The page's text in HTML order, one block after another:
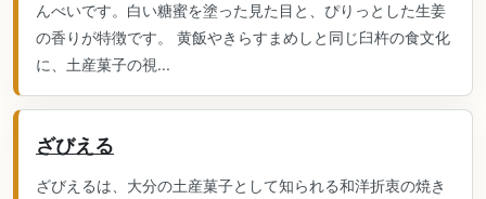
んべいです。白い糖蜜を塗った見た目と、ぴりっとした生姜
の香りが特徴です。 黄飯やきらすまめしと同じ臼杵の食文化
に、土産菓子の視...
ざびえる
ざびえるは、大分の土産菓子として知られる和洋折衷の焼き